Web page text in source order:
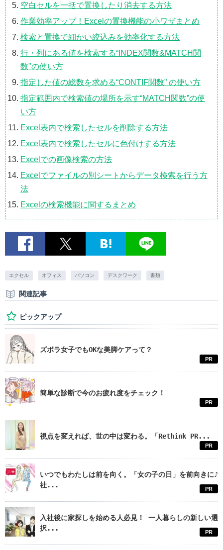
空白セルを一括で置換したり消去する方法
作業効率アップ！Excelの置換機能の小ワザまとめ
検索と置換で細かい絞込みを効率化する方法
行・列にある値を検索する“INDEX関数&MATCH関
数"の使い方
指定した値の総数を求める“CONTIF関数” の使い方
指定範囲内で検索値の場所を示す“MATCH関数”の使
い方
Excel表内で検索したセルを削除する方法
Excel表内で検索したセルに色付けする方法
Excelでの画像検索の方法
Excelでファイルの別シートからデータ検索を行う方
法
Excelの検索機能に関するまとめ
エクセル オフィス パソコン デスクワーク 書類
関連記事
ピックアップ
ズボラ女子でもOKな美脚ケアって？
PR
簡単な診断で今のお疲れ度をチェック！
PR
視点を変えれば、世の中は変わる。「Rethink PR...
PR
いつでもわたしは前を向く。「女の子の日」を前向きに♪
社...
PR
入社後に家探しを始める人必見！ 一人暮らしの新しい選
択...
PR